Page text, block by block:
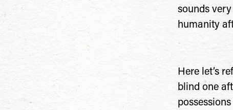
sounds
humanity
Here let’s
blind one